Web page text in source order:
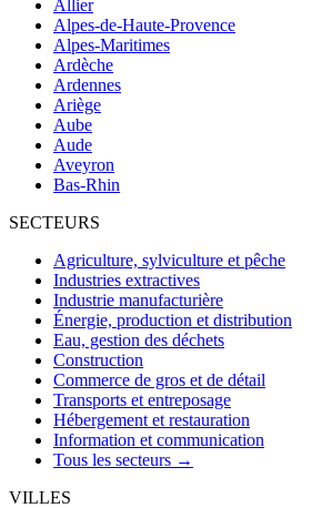
Allier
Alpes-de-Haute-Provence
Alpes-Maritimes
Ardèche
Ardennes
Ariège
Aube
Aude
Aveyron
Bas-Rhin
SECTEURS
Agriculture, sylviculture et pêche
Industries extractives
Industrie manufacturière
Énergie, production et distribution
Eau, gestion des déchets
Construction
Commerce de gros et de détail
Transports et entreposage
Hébergement et restauration
Information et communication
Tous les secteurs →
VILLES